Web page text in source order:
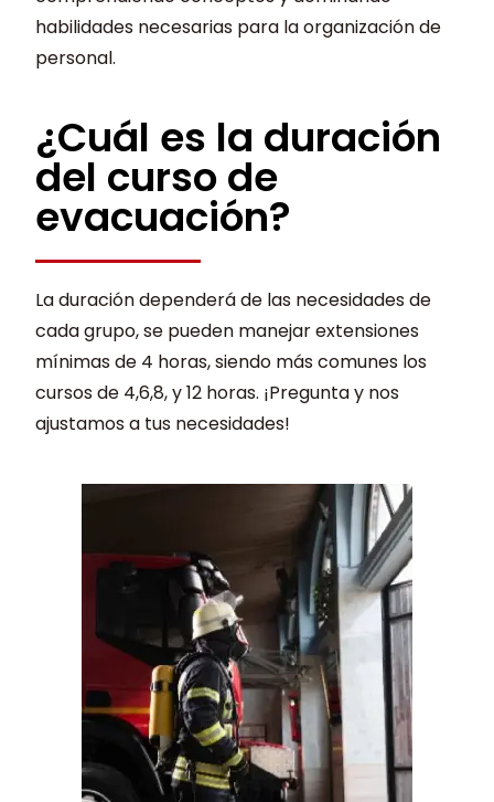
habilidades necesarias para la organización de
personal.
¿Cuál es la duración
del curso de
evacuación?
La duración dependerá de las necesidades de
cada grupo, se pueden manejar extensiones
mínimas de 4 horas, siendo más comunes los
cursos de 4,6,8, y 12 horas. ¡Pregunta y nos
ajustamos a tus necesidades!